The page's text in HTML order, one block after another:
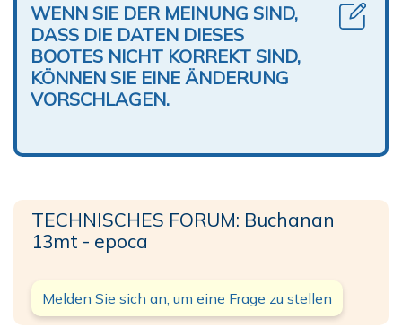
WENN SIE DER MEINUNG SIND,
DASS DIE DATEN DIESES
BOOTES NICHT KORREKT SIND,
KÖNNEN SIE EINE ÄNDERUNG
VORSCHLAGEN.
TECHNISCHES FORUM: Buchanan
13mt - epoca
Melden Sie sich an, um eine Frage zu stellen